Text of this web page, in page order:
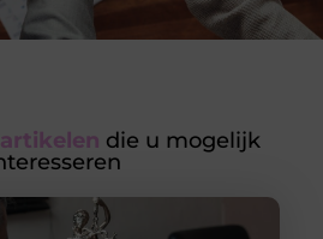
die u mogelijk